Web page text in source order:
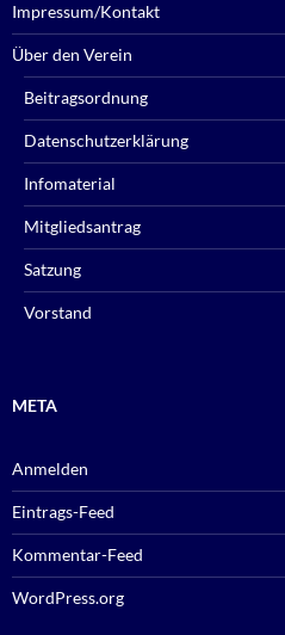
Impressum/Kontakt
Über den Verein
Beitragsordnung
Datenschutzerklärung
Infomaterial
Mitgliedsantrag
Satzung
Vorstand
META
Anmelden
Eintrags-Feed
Kommentar-Feed
WordPress.org